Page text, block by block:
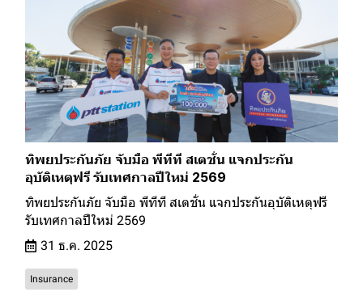
ทิพยประกันภัย จับมือ พีทีที สเตชั่น แจกประกัน
อุบัติเหตุฟรี รับเทศกาลปีใหม่ 2569
ทิพยประกันภัย จับมือ พีทีที สเตชั่น แจกประกันอุบัติเหตุฟรี
รับเทศกาลปีใหม่ 2569
31 ธ.ค. 2025
Insurance